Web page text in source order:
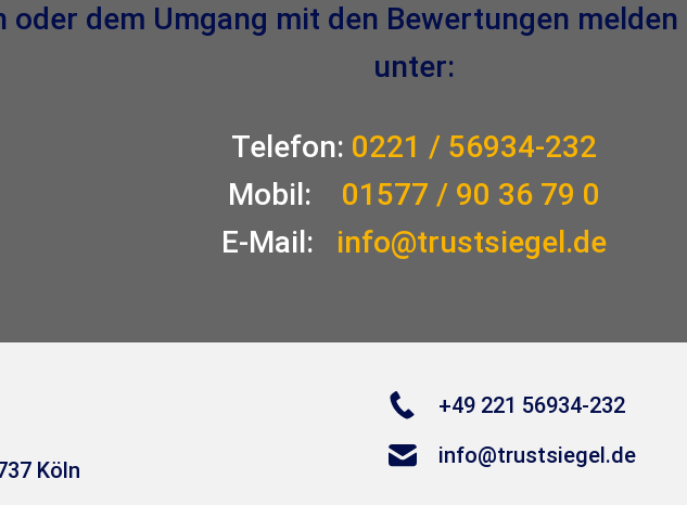
oder dem Umgang mit den Bewertungen
unter:
Telefon: 0221 / 56934-232
Mobil: 01577 / 90 36 79 0
E-Mail: info@trustsiegel.de
Köln
+49 221 56934-232
info@trustsiegel.de